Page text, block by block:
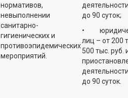
нормативов,
невыполнении
санитарно-
гигиенических и
противоэпидемических
мероприятий.
до 90 суток;
•
лиц – от 200
500 тыс. руб.
до 90 суток.